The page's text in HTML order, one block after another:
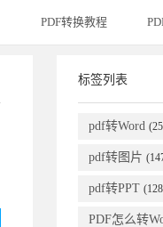
PDF转换教程
标签列表
pdf转Word
pdf转图片
pdf转PPT
PDF怎么转